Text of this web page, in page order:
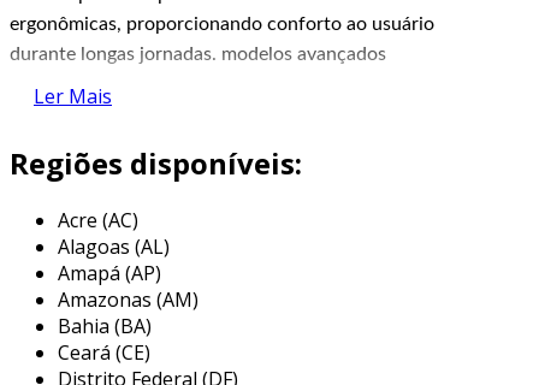
ergonômicas, proporcionando conforto ao usuário
durante longas jornadas. modelos avançados
solução completa para proteção da cabeça e do
às normas de segurança exigidas em diversos
setores industriais.
a isofita é uma empresa especializada na
comercialização de equipamentos de proteção
individual (epis) e soluções de segurança para
Ler Mais
Regiões disponíveis:
Acre (AC)
Alagoas (AL)
Amapá (AP)
Amazonas (AM)
Bahia (BA)
Ceará (CE)
Distrito Federal (DF)